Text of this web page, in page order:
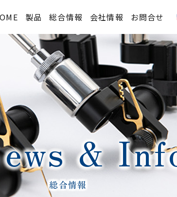
製品
2Dタイプ概要
- PFシリーズ
- PAシリーズ
- PLシリーズ
3Dタイプ概要
- PVシリーズ
- PSシリーズ
オプション
標準価格表
総合情報
TOPIC
購入方法
デモ機貸出
技術情報等
メディア掲載
会社情報
会社概要
沿革
納入実績
お問合せ
ews &
総合情報